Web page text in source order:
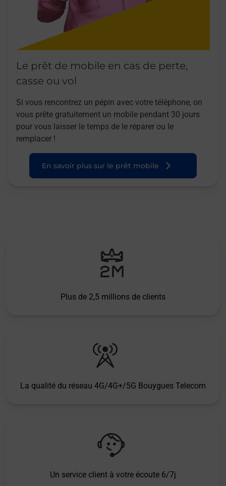
Le prêt de mobile en cas de perte,
casse ou vol
Si vous rencontrez un pépin avec votre téléphone, on
vous prête gratuitement un mobile pendant 30 jours
pour vous laisser le temps de le réparer ou le
remplacer !
En savoir plus sur le prêt mobile
Plus de 2,5 millions de clients
La qualité du réseau 4G/4G+/5G Bouygues Telecom
Un service client à votre écoute 6/7j